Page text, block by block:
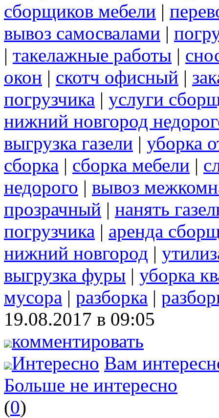
сборщиков мебели |
вывоз самосвалами |
| такелажные работы |
окон | скотч офисный |
погрузчика | услуги
нижний новгород
выгрузка газели | уборка
сборка | сборка мебели |
недорого | вывоз
прозрачный | нанять
погрузчика | аренда
нижний новгород |
выгрузка фуры | уборка
мусора | разборка |
19.08.2017 в 09:05
комментировать
Интересно Вам
Больше не интересно
(0)